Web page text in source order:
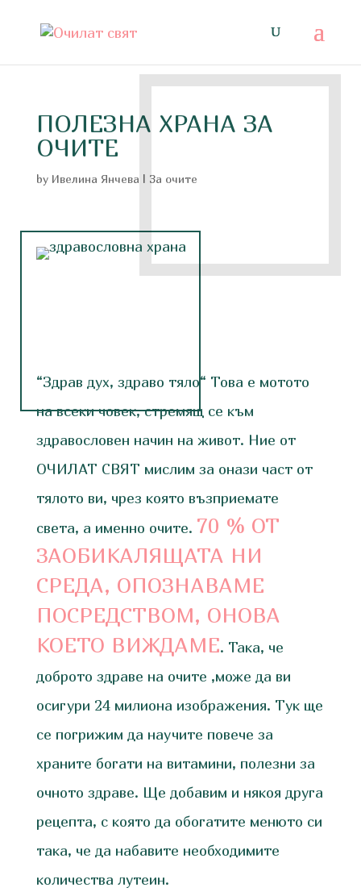
ПОЛЕЗНА ХРАНА ЗА
ОЧИТЕ
by Ивелина Янчева | За очите
“Здрав дух, здраво тяло“ Това е мотото
на всеки човек, стремящ се към
здравословен начин на живот. Ние от
ОЧИЛАТ СВЯТ мислим за онази част от
тялото ви, чрез която възприемате
света, а именно очите. 70 % ОТ
ЗАОБИКАЛЯЩАТА НИ
СРЕДА, ОПОЗНАВАМЕ
ПОСРЕДСТВОМ, ОНОВА
КОЕТО ВИЖДАМЕ. Така, че
доброто здраве на очите ,може да ви
осигури 24 милиона изображения. Тук ще
се погрижим да научите повече за
храните богати на витамини, полезни за
очното здраве. Ще добавим и някоя друга
рецепта, с която да обогатите менюто си
така, че да набавите необходимите
количества лутеин.